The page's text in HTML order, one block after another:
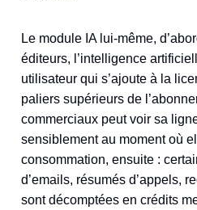
Le module IA lui-même,
éditeurs, l’intelligence
utilisateur qui s’ajoute à la
paliers supérieurs de
commerciaux peut voir sa
sensiblement au moment où
consommation, ensuite :
d’emails, résumés d’appels,
sont décomptées en crédits